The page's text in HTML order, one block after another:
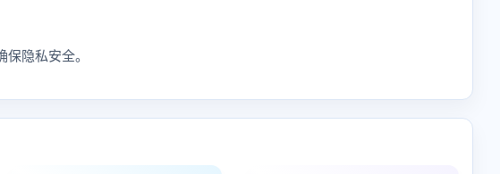
隐私安全。